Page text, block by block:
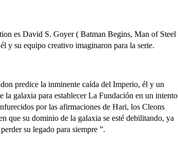
es David S. Goyer ( Batman Begins, Man of Steel
y su equipo creativo imaginaron para la serie.
predice la inminente caída del Imperio, él y un
la galaxia para establecer La Fundación en un intento
por las afirmaciones de Hari, los Cleons
que su dominio de la galaxia se esté debilitando, ya
su legado para siempre ”.